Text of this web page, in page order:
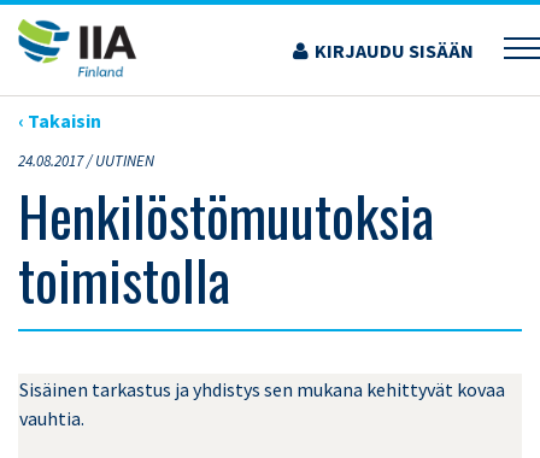
Siirry
sisältöön
KIRJAUDU SISÄÄN
›ARTIKKELIT›HENKILÖSTÖMUUTOKSIA TOIMISTOLLA
‹ Takaisin
24.08.2017 /UUTINEN
Henkilöstömuutoksia
toimistolla
Sisäinen tarkastus ja yhdistys sen mukana kehittyvät kovaa
vauhtia.